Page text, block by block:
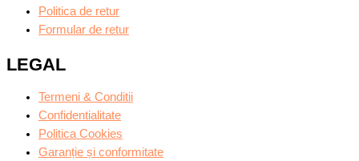
Politica de retur
Formular de retur
LEGAL
Termeni & Conditii
Confidentialitate
Politica Cookies
Garanție și conformitate